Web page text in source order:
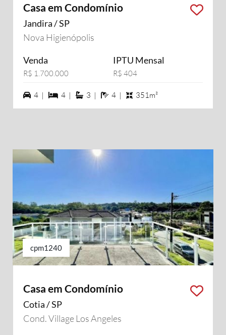
Casa em Condomínio
Jandira / SP
Nova Higienópolis
Venda
R$ 1.700.000
IPTU Mensal
R$ 404
4 vagas na garagem
4 | 4 dormiórios
4 | 3 suítes
3 | 4 banheiros
4 | 351m²
cpm1240
Casa em Condomínio
Cotia / SP
Cond. Village Los Angeles